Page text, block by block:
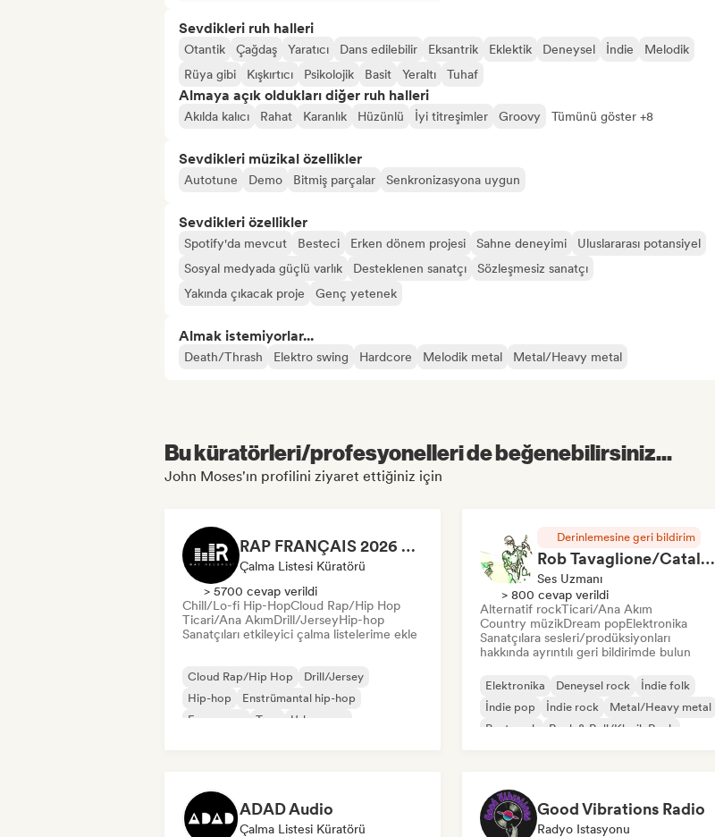
Sevdikleri ruh halleri
Otantik Çağdaş Yaratıcı Dans edilebilir Eksantrik Eklektik Deneysel İndie
Melodik
Rüya gibi
Kışkırtıcı Psikolojik Basit Yeraltı Tuhaf
Almaya açık oldukları diğer ruh halleri
Akılda kalıcı Rahat Karanlık Hüzünlü İyi titreşimler Groovy Tümünü göster +8
Sevdikleri müzikal özellikler
Autotune Demo Bitmiş parçalar Senkronizasyona uygun
Sevdikleri özellikler
Spotify'da mevcut Besteci Erken dönem projesi Sahne deneyimi
Uluslararası potansiyel
Sosyal medyada güçlü varlık
Desteklenen sanatçı
Sözleşmesiz sanatçı
Yakında çıkacak proje
Genç yetenek
Almak istemiyorlar...
Death/Thrash Elektro swing Hardcore Melodik metal Metal/Heavy metal
Bu küratörleri/profesyonelleri de beğenebilirsiniz...
John Moses'ın profilini ziyaret ettiğiniz için
RAP FRANÇAIS 2026 🔥🇫🇷 (Way Records)
Çalma Listesi Küratörü
> 5700 cevap verildi
Chill/Lo-fi Hip-HopCloud Rap/Hip Hop
Ticari/Ana AkımDrill/JerseyHip-hop
Sanatçıları etkileyici çalma listelerime ekle
Cloud Rap/Hip Hop
Drill/Jersey
Hip-hop
Enstrümantal hip-hop
Fransız rap
Trap
Urban pop
Derinlemesine geri bildirim
Rob Tavaglione/Catalyst Recording
Ses Uzmanı
> 800 cevap verildi
Alternatif rockTicari/Ana Akım
Country müzikDream popElektronika
Sanatçılara sesleri/prodüksiyonları
hakkında ayrıntılı geri bildirimde bulun
Elektronika Deneysel rock
İndie folk
İndie pop
İndie rock
Metal/Heavy metal
Post punk
Rock & Roll/Klasik Rock
ADAD Audio
Çalma Listesi Küratörü
Good Vibrations Radio
Radyo Istasyonu